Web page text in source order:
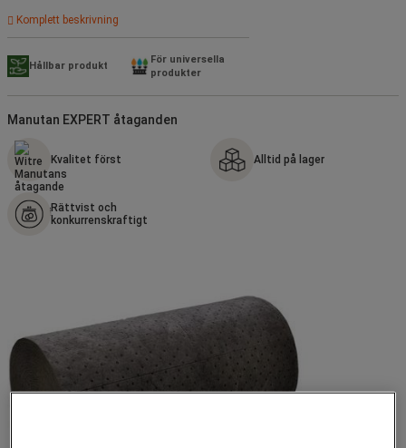
Komplett beskrivning
Hållbar produkt
För universella
produkter
Manutan EXPERT åtaganden
Kvalitet först Alltid på lager
Rättvist och
konkurrenskraftigt